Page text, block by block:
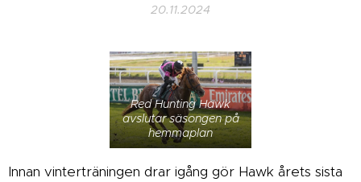
20.11.2024
Red Hunting Hawk
avslutar säsongen på
hemmaplan
Innan vinterträningen drar igång gör Hawk årets sista